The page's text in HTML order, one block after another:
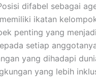
difabel sebagai
ikatan
penting yang
setiap
yang dihadapi
yang lebih